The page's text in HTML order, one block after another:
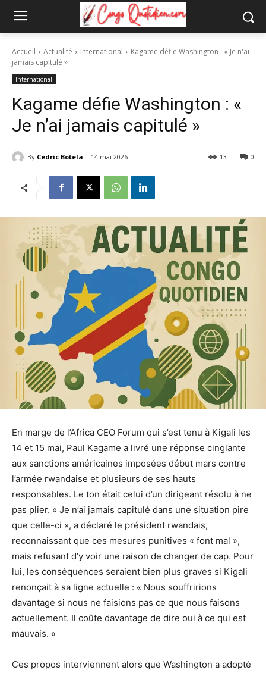
Accueil Actualité International
Kagame défie Washington : « Je n'ai
jamais capitulé »
International
Kagame défie Washington : «
Je n’ai jamais capitulé »
By Cédric Botela 14 mai 2026 0
13
En marge de l’Africa CEO Forum qui s’est tenu à Kigali les
14 et 15 mai, Paul Kagame a livré une réponse cinglante
aux sanctions américaines imposées début mars contre
l’armée rwandaise et plusieurs de ses hauts
responsables. Le ton était celui d’un dirigeant résolu à ne
pas plier. « Je n’ai jamais capitulé dans une situation pire
que celle-ci », a déclaré le président rwandais,
reconnaissant que ces mesures punitives « font mal »,
mais refusant d’y voir une raison de changer de cap. Pour
lui, les conséquences seraient bien plus graves si Kigali
renonçait à sa ligne actuelle : « Nous souffririons
davantage si nous ne faisions pas ce que nous faisons
actuellement. Il coûte davantage de dire oui à ce qui est
mauvais. »
Ces propos interviennent alors que Washington a adopté